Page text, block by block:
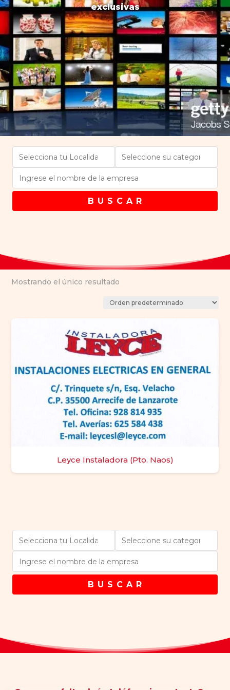
exclusivas
B U S C A R
Mostrando el único resultado
Leyce Instaladora (Pto. Naos)
B U S C A R